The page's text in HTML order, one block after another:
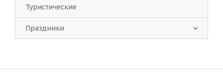
Туристические
Праздники